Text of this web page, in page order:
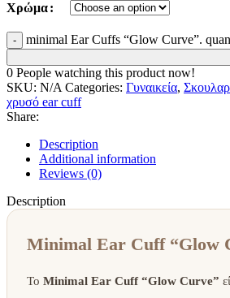
Χρώμα
minimal Ear Cuffs “Glow Curve”.
0 People watching this product now!
SKU: N/A Categories: Γυναικεία,
χρυσό ear cuff
Share:
Description
Additional information
Reviews (0)
Description
Minimal Ear Cuff “Glow
Το Minimal Ear Cuff “Glow Curve”